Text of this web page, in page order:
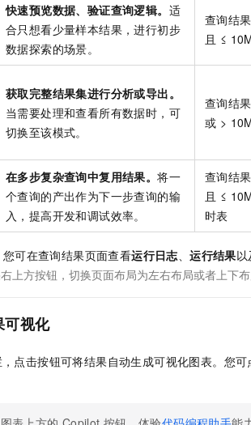
快速预览数据、验证查询逻辑。 适
合只想看少量样本结果，进行初步
数据探索的场景。
查询结
且 ≤
获取完整结果集进行分析或导出。
当需要处理和查看所有数据时，可
切换至该模式。
查询结
或 >
在多步复杂查询中复用结果。将一
个查询的产出作为下一步查询的输
入，提高开发和调试效率。
查询结
且 ≤
时表
可在查询结果页面查看运行日志 、运行结果
上方按钮，切换页面布局为左右布局或者上下布
可视化
点击按钮可将结果自动生成可视化图表。 您可